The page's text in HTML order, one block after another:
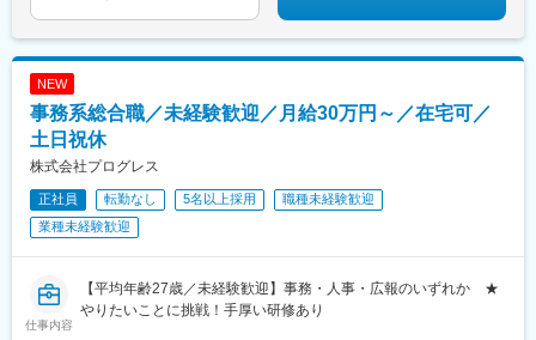
は多様なプレーヤーの連携が不可欠と感じた。当社が地域創生の
旗振り役となり得る存在であると考え、業界未経験ながらもその
一員として活躍したいと転職を決意。」
変更の範囲：会社の定める業務
NEW
事務系総合職／未経験歓迎／月給30万円～／在宅可／
土日祝休
株式会社プログレス
正社員 転勤なし 5名以上採用
職種未経験歓迎
業種未経験歓迎
仕事内容
【平均年齢27歳／未経験歓迎】事務・人事・広報のいずれか ★
やりたいことに挑戦！手厚い研修あり